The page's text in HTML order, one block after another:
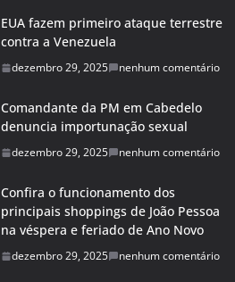
EUA fazem primeiro ataque terrestre
contra a Venezuela
dezembro 29, 2025 nenhum comentário
Comandante da PM em Cabedelo
denuncia importunação sexual
dezembro 29, 2025 nenhum comentário
Confira o funcionamento dos
principais shoppings de João Pessoa
na véspera e feriado de Ano Novo
dezembro 29, 2025 nenhum comentário